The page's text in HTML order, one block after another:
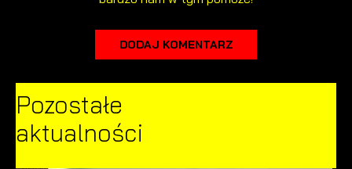
DODAJ KOMENTARZ
Pozostałe
aktualności